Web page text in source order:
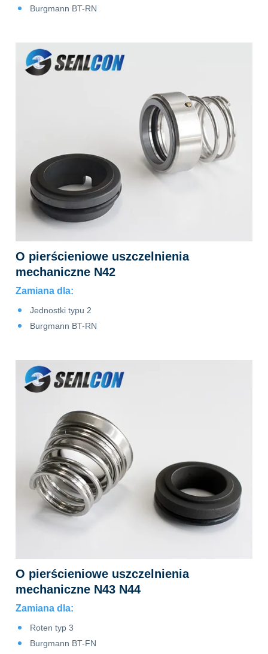
Burgmann BT-RN
O pierścieniowe uszczelnienia
mechaniczne N42
Zamiana dla:
Jednostki typu 2
Burgmann BT-RN
O pierścieniowe uszczelnienia
mechaniczne N43 N44
Zamiana dla:
Roten typ 3
Burgmann BT-FN